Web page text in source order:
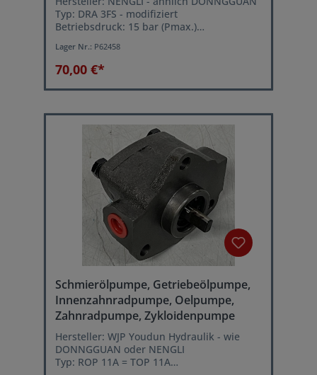
Typ: DRA 3FS - modifiziert
Betriebsdruck: 15 bar (Pmax.)
U/min.
Lager Nr.: P62458
70,00 €*
Schmierölpumpe, Getriebeölpumpe,
Innenzahnradpumpe, Oelpumpe,
Zahnradpumpe, Zykloidenpumpe
Hersteller: WJP Youdun Hydraulik - wie
DONNGGUAN oder NENGLI
Typ: ROP 11A = TOP 11A